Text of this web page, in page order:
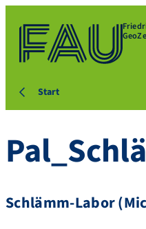
Start
Schlämm-Labor